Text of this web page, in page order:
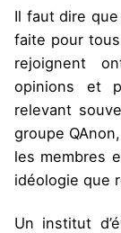
Il faut dire
faite pour
rejoignent
opinions et
relevant
groupe
les membres
idéologie que
Un institut